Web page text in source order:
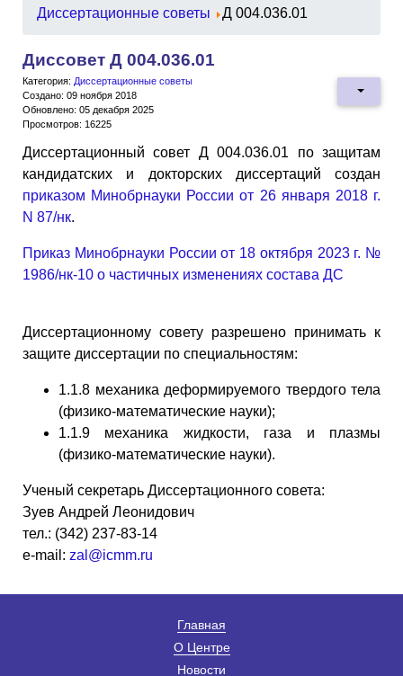
Диссертационные советы
Д 004.036.01
Диссовет Д 004.036.01
Категория: Диссертационные советы
Создано: 09 ноября 2018
Обновлено: 05 декабря 2025
Просмотров: 16225
Диссертационный совет Д 004.036.01 по защитам
кандидатских и докторских диссертаций создан
приказом Минобрнауки России от 26 января 2018 г.
N 87/нк.
Приказ Минобрнауки России от 18 октября 2023 г. №
1986/нк-10 о частичных изменениях состава ДС
Диссертационному совету разрешено принимать к
защите диссертации по специальностям:
1.1.8 механика деформируемого твердого тела
(физико-математические науки);
1.1.9 механика жидкости, газа и плазмы
(физико-математические науки).
Ученый секретарь Диссертационного совета:
Зуев Андрей Леонидович
тел.: (342) 237-83-14
e-mail: zal@icmm.ru
Главная
О Центре
Новости